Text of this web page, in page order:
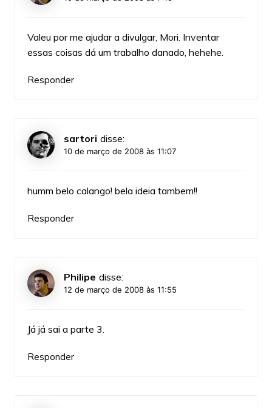
Valeu por me ajudar a divulgar, Mori. Inventar
essas coisas dá um trabalho danado, hehehe.
Responder
sartori disse:
10 de março de 2008 às 11:07
humm belo calango! bela ideia tambem!!
Responder
Philipe disse:
12 de março de 2008 às 11:55
Já já sai a parte 3.
Responder